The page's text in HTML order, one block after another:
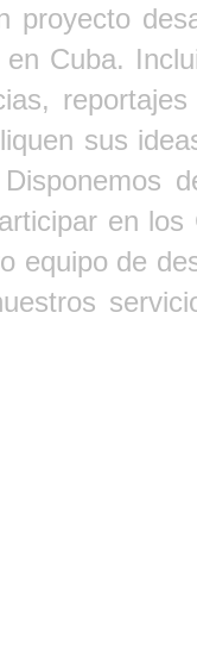
proyecto
Cuba.
sus
en
equipo de